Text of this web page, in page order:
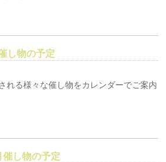
し物の予定
れる様々な催し物をカレンダーでご案内
し物の予定